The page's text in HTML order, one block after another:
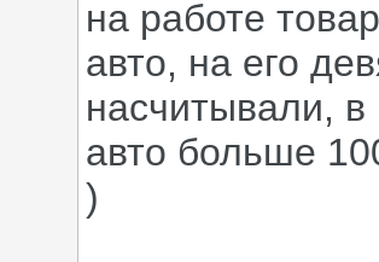
на работе
авто, на его
насчитывали, в
авто больше
)